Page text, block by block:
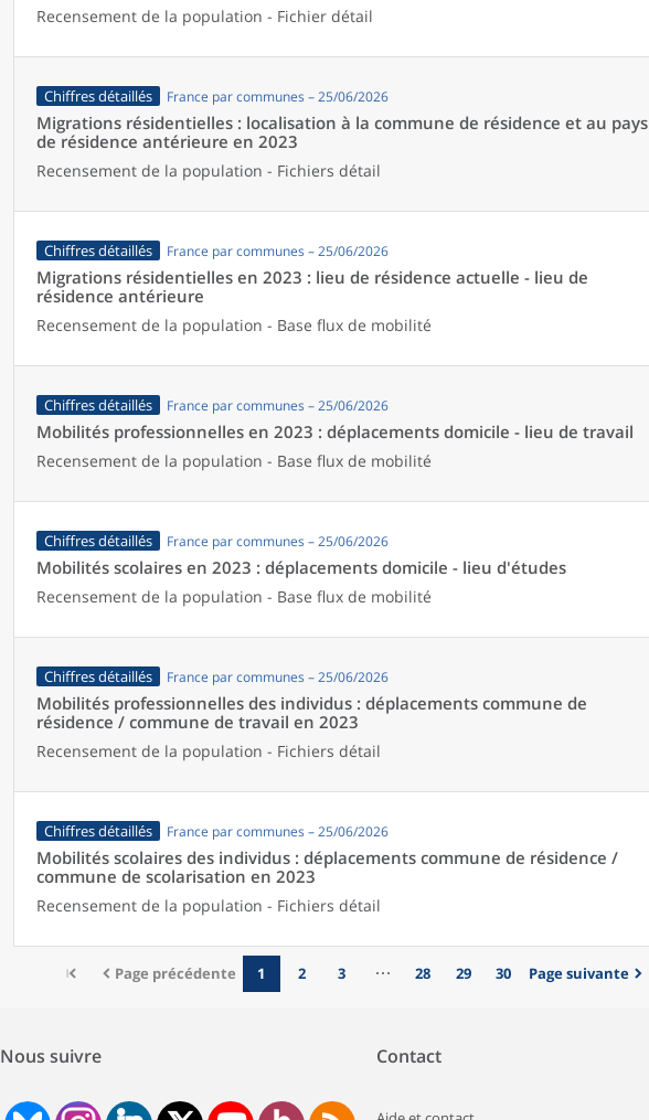
Recensement de la population - Fichier détail
Chiffres détaillés France par communes – 25/06/2026
Migrations résidentielles : localisation à la commune de résidence et au pays
de résidence antérieure en 2023
Recensement de la population - Fichiers détail
Chiffres détaillés France par communes – 25/06/2026
Migrations résidentielles en 2023 : lieu de résidence actuelle - lieu de
résidence antérieure
Recensement de la population - Base flux de mobilité
Chiffres détaillés France par communes – 25/06/2026
Mobilités professionnelles en 2023 : déplacements domicile - lieu de travail
Recensement de la population - Base flux de mobilité
Chiffres détaillés France par communes – 25/06/2026
Mobilités scolaires en 2023 : déplacements domicile - lieu d'études
Recensement de la population - Base flux de mobilité
Chiffres détaillés France par communes – 25/06/2026
Mobilités professionnelles des individus : déplacements commune de
résidence / commune de travail en 2023
Recensement de la population - Fichiers détail
Chiffres détaillés France par communes – 25/06/2026
Mobilités scolaires des individus : déplacements commune de résidence /
commune de scolarisation en 2023
Recensement de la population - Fichiers détail
Page précédente 1 2 3 28 29 30 Page suivante
Nous suivre Contact